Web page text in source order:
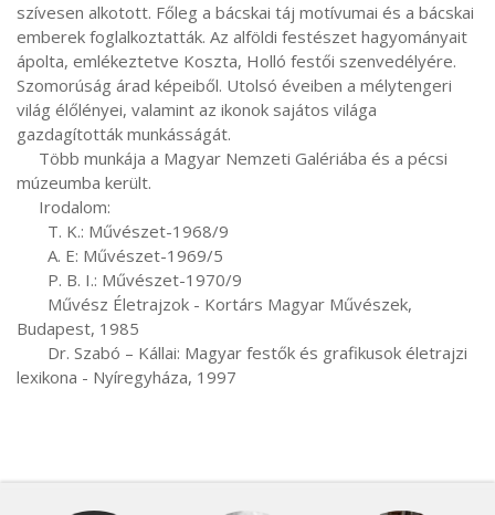
szívesen alkotott. Főleg a bácskai táj motívumai és a bácskai
emberek foglalkoztatták. Az alföldi festészet hagyományait
ápolta, emlékeztetve Koszta, Holló festői szenvedélyére.
Szomorúság árad képeiből. Utolsó éveiben a mélytengeri
világ élőlényei, valamint az ikonok sajátos világa
gazdagították munkásságát.
múzeumba került.
Budapest, 1985
lexikona - Nyíregyháza, 1997